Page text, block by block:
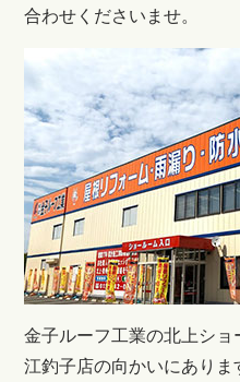
合わせくださいませ。
金子ルーフ工業の北上シ
江釣子店の向かいにありま